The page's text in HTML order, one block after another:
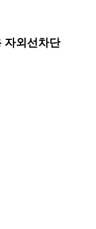
자외선차단